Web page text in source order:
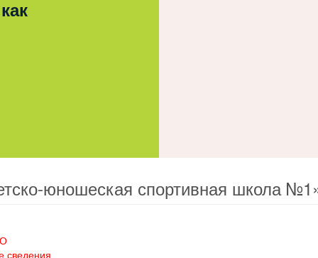
юношеская спортивная школа
сведения